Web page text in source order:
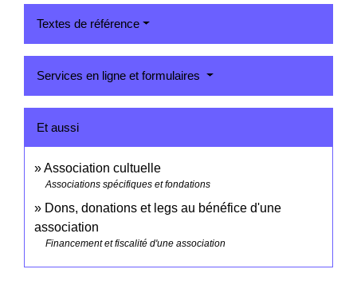
Textes de référence
Services en ligne et formulaires
Et aussi
Association cultuelle
Associations spécifiques et fondations
Dons, donations et legs au bénéfice d'une
association
Financement et fiscalité d'une association